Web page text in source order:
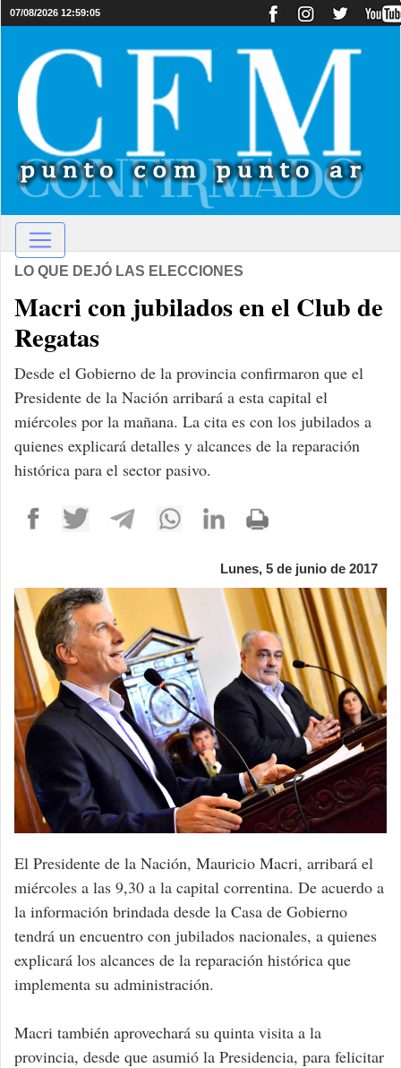
07/08/2026 12:59:05
LO QUE DEJÓ LAS ELECCIONES
Macri con jubilados en el Club de
Regatas
Desde el Gobierno de la provincia confirmaron que el
Presidente de la Nación arribará a esta capital el
miércoles por la mañana. La cita es con los jubilados a
quienes explicará detalles y alcances de la reparación
histórica para el sector pasivo.
Lunes, 5 de junio de 2017
El Presidente de la Nación, Mauricio Macri, arribará el
miércoles a las 9,30 a la capital correntina. De acuerdo a
la información brindada desde la Casa de Gobierno
tendrá un encuentro con jubilados nacionales, a quienes
explicará los alcances de la reparación histórica que
implementa su administración.
Macri también aprovechará su quinta visita a la
provincia, desde que asumió la Presidencia, para felicitar